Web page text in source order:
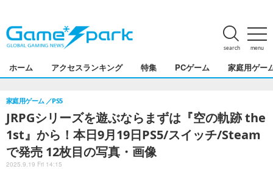
menu
search
ホーム アクセスランキング 特集 PCゲーム 家庭用ゲー
JRPGシリーズを遊ぶならまずは『空の軌跡 the
1st』から！本日9月19日PS5/スイッチ/Steam
で発売 12枚目の写真・画像
家庭用ゲーム PS5
2025.9.19 Fri 14:15